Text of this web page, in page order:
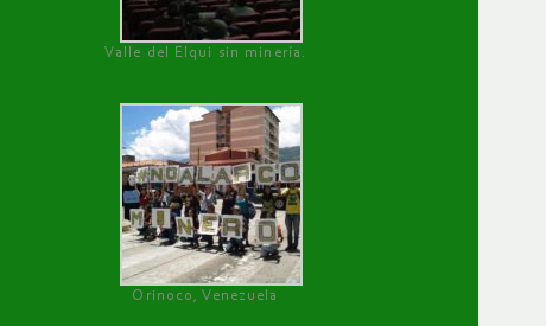
Valle del Elqui sin minería.
Orinoco, Venezuela